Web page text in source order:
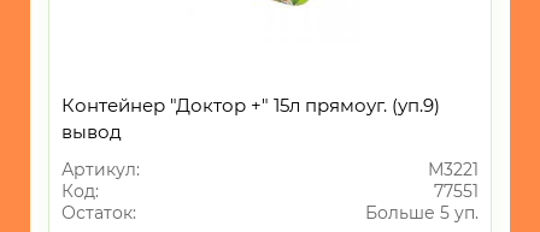
Контейнер "Доктор +" 15л прямоуг. (уп.9)
вывод
Артикул:
М3221
Код:
77551
Остаток:
Больше 5 уп.